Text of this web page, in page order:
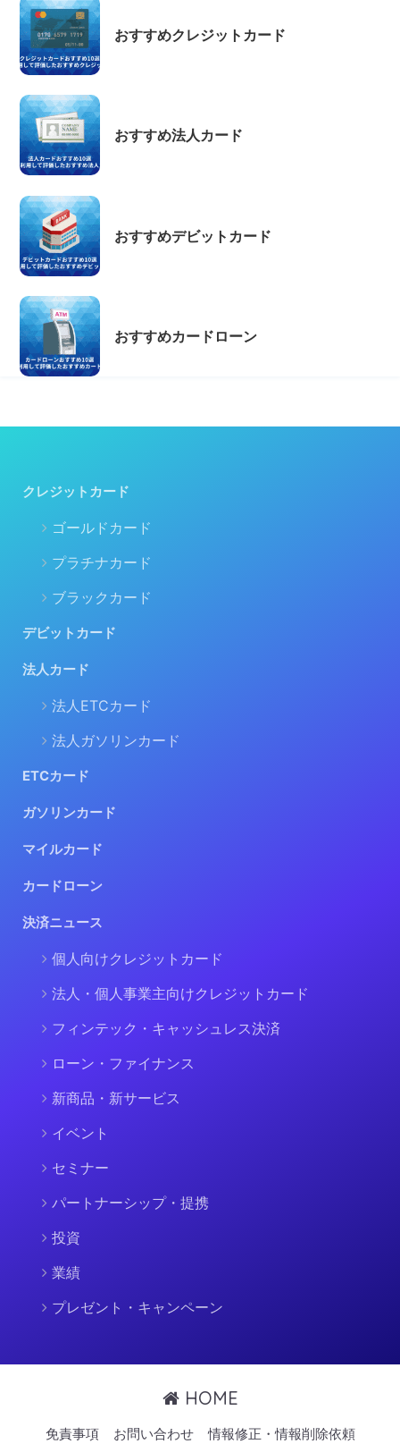
おすすめクレジットカード
おすすめ法人カード
おすすめデビットカード
おすすめカードローン
クレジットカード
ゴールドカード
プラチナカード
ブラックカード
デビットカード
法人カード
法人ETCカード
法人ガソリンカード
ETCカード
ガソリンカード
マイルカード
カードローン
決済ニュース
個人向けクレジットカード
法人・個人事業主向けクレジットカード
フィンテック・キャッシュレス決済
ローン・ファイナンス
新商品・新サービス
イベント
セミナー
パートナーシップ・提携
投資
業績
プレゼント・キャンペーン
HOME
免責事項 お問い合わせ 情報修正・情報削除依頼